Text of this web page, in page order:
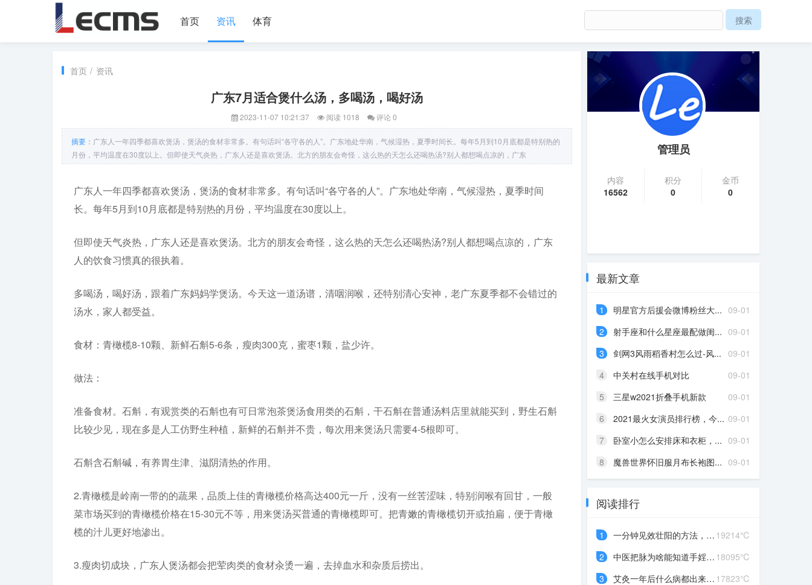
首页 资讯 体育
首页 / 资讯
广东7月适合煲什么汤，多喝汤，喝好汤
2023-11-07 10:21:37 阅读 1018 评论 0
摘要： 广东人一年四季都喜欢煲汤，煲汤的食材非常多。有句话叫“各守各的人”。广东地处华南，气候湿热，夏季时间长。每年5月到10月底都是特别热的
月份，平均温度在30度以上。但即使天气炎热，广东人还是喜欢煲汤。北方的朋友会奇怪，这么热的天怎么还喝热汤?别人都想喝点凉的，广东
广东人一年四季都喜欢煲汤，煲汤的食材非常多。有句话叫“各守各的人”。广东地处华南，气候湿热，夏季时间
长。每年5月到10月底都是特别热的月份，平均温度在30度以上。
但即使天气炎热，广东人还是喜欢煲汤。北方的朋友会奇怪，这么热的天怎么还喝热汤?别人都想喝点凉的，广东
人的饮食习惯真的很执着。
多喝汤，喝好汤，跟着广东妈妈学煲汤。今天这一道汤谱，清咽润喉，还特别清心安神，老广东夏季都不会错过的
汤水，家人都受益。
食材：青橄榄8-10颗、新鲜石斛5-6条，瘦肉300克，蜜枣1颗，盐少许。
做法：
准备食材。石斛，有观赏类的石斛也有可日常泡茶煲汤食用类的石斛，干石斛在普通汤料店里就能买到，野生石斛
比较少见，现在多是人工仿野生种植，新鲜的石斛并不贵，每次用来煲汤只需要4-5根即可。
石斛含石斛碱，有养胃生津、滋阴清热的作用。
2.青橄榄是岭南一带的的蔬果，品质上佳的青橄榄价格高达400元一斤，没有一丝苦涩味，特别润喉有回甘，一般
菜市场买到的青橄榄价格在15-30元不等，用来煲汤买普通的青橄榄即可。把青嫩的青橄榄切开或拍扁，便于青橄
榄的汁儿更好地渗出。
3.瘦肉切成块，广东人煲汤都会把荤肉类的食材汆烫一遍，去掉血水和杂质后捞出。
管理员
内容
16562
积分
0
金币
0
最新文章
09-01
1
明星官方后援会微博粉丝大...
09-01
2
射手座和什么星座最配做闺...
09-01
3
剑网3风雨稻香村怎么过-风...
09-01
4
中关村在线手机对比
09-01
5
三星w2021折叠手机新款
09-01
6
2021最火女演员排行榜，今...
09-01
7
卧室小怎么安排床和衣柜，...
09-01
8 魔兽世界怀旧服月布长袍图...
阅读排行
19214℃
1
一分钟见效壮阳的方法，“...
18095℃
2
中医把脉为啥能知道手婬，...
17823℃
3
艾灸一年后什么病都出来了...